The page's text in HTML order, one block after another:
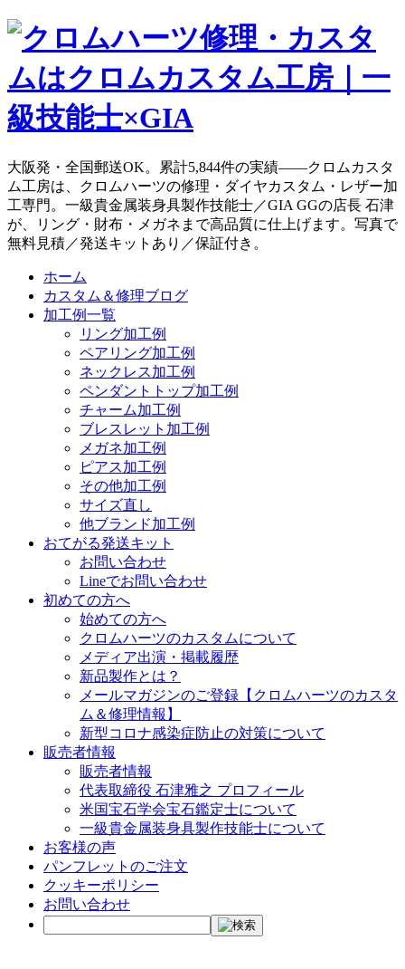
大阪発・全国郵送OK。累計5,844件の実績——クロムカスタ
ム工房は、クロムハーツの修理・ダイヤカスタム・レザー加
工専門。一級貴金属装身具製作技能士／GIA GGの店長 石津
が、リング・財布・メガネまで高品質に仕上げます。写真で
無料見積／発送キットあり／保証付き。
ホーム
カスタム＆修理ブログ
加工例一覧
リング加工例
ペアリング加工例
ネックレス加工例
ペンダントトップ加工例
チャーム加工例
ブレスレット加工例
メガネ加工例
ピアス加工例
その他加工例
サイズ直し
他ブランド加工例
おてがる発送キット
お問い合わせ
Lineでお問い合わせ
初めての方へ
始めての方へ
クロムハーツのカスタムについて
メディア出演・掲載履歴
新品製作とは？
メールマガジンのご登録【クロムハーツのカスタ
ム＆修理情報】
新型コロナ感染症防止の対策について
販売者情報
販売者情報
代表取締役 石津雅之 プロフィール
米国宝石学会宝石鑑定士について
一級貴金属装身具製作技能士について
お客様の声
パンフレットのご注文
クッキーポリシー
お問い合わせ